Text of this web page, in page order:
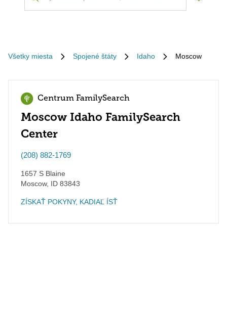
Všetky miesta Spojené štáty Idaho Moscow
Centrum FamilySearch
Moscow Idaho FamilySearch
Center
(208) 882-1769
1657 S Blaine
Moscow, ID 83843
ZÍSKAŤ POKYNY, KADIAĽ ÍSŤ